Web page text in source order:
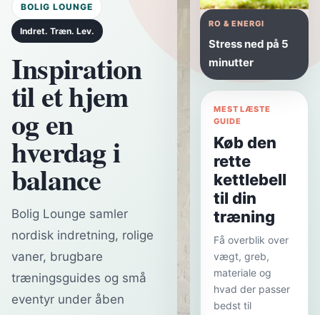
BOLIG LOUNGE
Indret. Træn. Lev.
Inspiration
til et hjem
og en
hverdag i
balance
Bolig Lounge samler
nordisk indretning, rolige
vaner, brugbare
træningsguides og små
eventyr under åben
RO & ENERGI
Stress ned på 5
minutter
MEST LÆSTE
GUIDE
Køb den
rette
kettlebell
til din
træning
Få overblik over
vægt, greb,
materiale og
hvad der passer
bedst til